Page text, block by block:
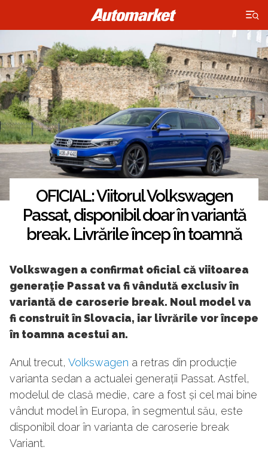
×
OFICIAL: Viitorul Volkswagen
Passat, disponibil doar în variantă
break. Livrările încep în toamnă
Volkswagen a confirmat oficial că viitoarea
generație Passat va fi vândută exclusiv în
variantă de caroserie break. Noul model va
fi construit în Slovacia, iar livrările vor începe
în toamna acestui an.
Anul trecut, Volkswagen a retras din producție
varianta sedan a actualei generații Passat. Astfel,
modelul de clasă medie, care a fost și cel mai bine
vândut model în Europa, în segmentul său, este
disponibil doar în varianta de caroserie break
Variant.